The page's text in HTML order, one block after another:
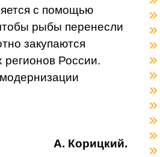
с помощью
рыбы перенес­ли
закупают­ся
Рос­сии.
А. Корицкий.